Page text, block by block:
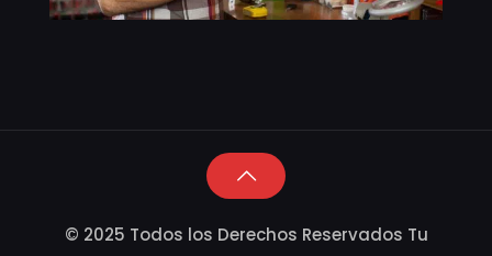
© 2025 Todos los Derechos Reservados Tu